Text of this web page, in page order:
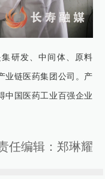
研发、中间体、原料
业链医药集团公司。产
中国医药工业百强企业
任编辑：郑琳耀